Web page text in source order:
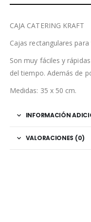
CAJA CATERING KRAFT
Cajas rectangulares
Son muy fáciles y
del tiempo. Además de
Medidas: 35 x 50 cm.
INFORMACIÓN
VALORACIONES (0)